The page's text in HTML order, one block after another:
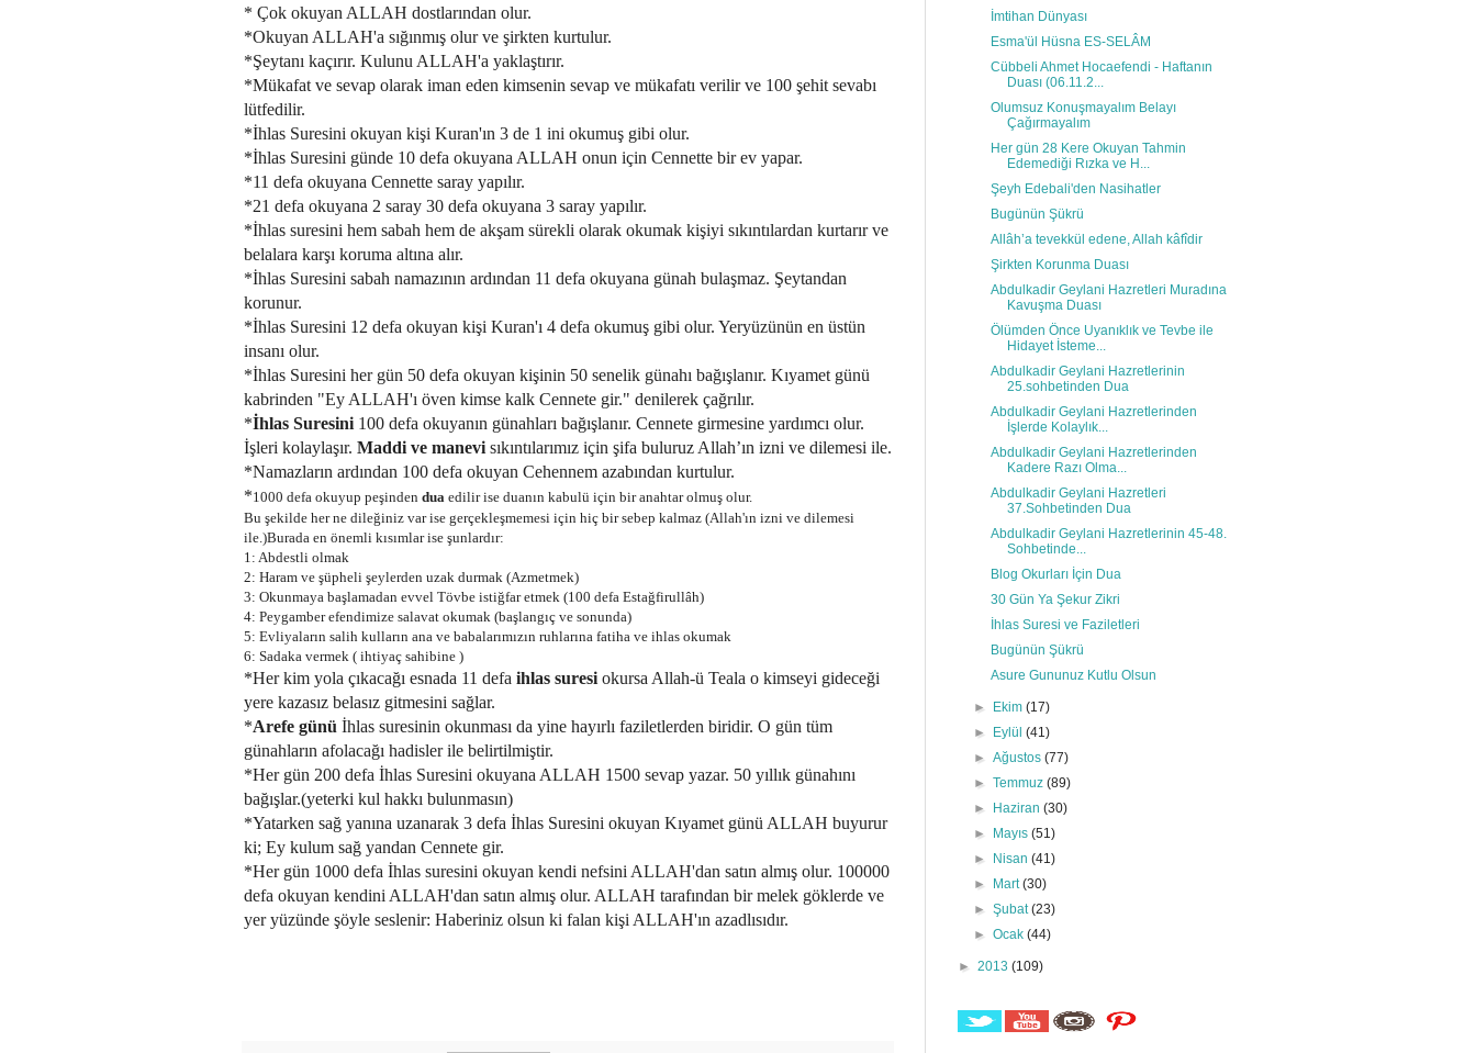
* Çok okuyan ALLAH dostlarından olur.
*Okuyan ALLAH'a sığınmış olur ve şirkten kurtulur.
*Şeytanı kaçırır. Kulunu ALLAH'a yaklaştırır.
*Mükafat ve sevap olarak iman eden kimsenin sevap ve mükafatı verilir ve 100 şehit sevabı
lütfedilir.
*İhlas Suresini okuyan kişi Kuran'ın 3 de 1 ini okumuş gibi olur.
*İhlas Suresini günde 10 defa okuyana ALLAH onun için Cennette bir ev yapar.
*11 defa okuyana Cennette saray yapılır.
*21 defa okuyana 2 saray 30 defa okuyana 3 saray yapılır.
*İhlas suresini hem sabah hem de akşam sürekli olarak okumak kişiyi sıkıntılardan kurtarır ve
belalara karşı koruma altına alır.
*İhlas Suresini sabah namazının ardından 11 defa okuyana günah bulaşmaz. Şeytandan
korunur.
*İhlas Suresini 12 defa okuyan kişi Kuran'ı 4 defa okumuş gibi olur. Yeryüzünün en üstün
insanı olur.
*İhlas Suresini her gün 50 defa okuyan kişinin 50 senelik günahı bağışlanır. Kıyamet günü
kabrinden "Ey ALLAH'ı öven kimse kalk Cennete gir." denilerek çağrılır.
*İhlas Suresini 100 defa okuyanın günahları bağışlanır. Cennete girmesine yardımcı olur.
İşleri kolaylaşır. Maddi ve manevi sıkıntılarımız için şifa buluruz Allah’ın izni ve dilemesi ile.
*Namazların ardından 100 defa okuyan Cehennem azabından kurtulur.
*1000 defa okuyup peşinden dua edilir ise duanın kabulü için bir anahtar olmuş olur.
Bu şekilde her ne dileğiniz var ise gerçekleşmemesi için hiç bir sebep kalmaz (Allah'ın izni ve dilemesi
ile.)Burada en önemli kısımlar ise şunlardır:
1: Abdestli olmak
2: Haram ve şüpheli şeylerden uzak durmak (Azmetmek)
3: Okunmaya başlamadan evvel Tövbe istiğfar etmek (100 defa Estağfirullâh)
4: Peygamber efendimize salavat okumak (başlangıç ve sonunda)
5: Evliyaların salih kulların ana ve babalarımızın ruhlarına fatiha ve ihlas okumak
6: Sadaka vermek ( ihtiyaç sahibine )
*Her kim yola çıkacağı esnada 11 defa ihlas suresi okursa Allah-ü Teala o kimseyi gideceği
yere kazasız belasız gitmesini sağlar.
*Arefe günü İhlas suresinin okunması da yine hayırlı faziletlerden biridir. O gün tüm
günahların afolacağı hadisler ile belirtilmiştir.
*Her gün 200 defa İhlas Suresini okuyana ALLAH 1500 sevap yazar. 50 yıllık günahını
bağışlar.(yeterki kul hakkı bulunmasın)
*Yatarken sağ yanına uzanarak 3 defa İhlas Suresini okuyan Kıyamet günü ALLAH buyurur
ki; Ey kulum sağ yandan Cennete gir.
*Her gün 1000 defa İhlas suresini okuyan kendi nefsini ALLAH'dan satın almış olur. 100000
defa okuyan kendini ALLAH'dan satın almış olur. ALLAH tarafından bir melek göklerde ve
yer yüzünde şöyle seslenir: Haberiniz olsun ki falan kişi ALLAH'ın azadlısıdır.
İmtihan Dünyası
Esma'ül Hüsna ES-SELÂM
Cübbeli Ahmet Hocaefendi - Haftanın
Duası (06.11.2...
Olumsuz Konuşmayalım Belayı
Çağırmayalım
Her gün 28 Kere Okuyan Tahmin
Edemediği Rızka ve H...
Şeyh Edebali'den Nasihatler
Bugünün Şükrü
Allâh’a tevekkül edene, Allah kâfîdir
Şirkten Korunma Duası
Abdulkadir Geylani Hazretleri Muradına
Kavuşma Duası
Ölümden Önce Uyanıklık ve Tevbe ile
Hidayet İsteme...
Abdulkadir Geylani Hazretlerinin
25.sohbetinden Dua
Abdulkadir Geylani Hazretlerinden
İşlerde Kolaylık...
Abdulkadir Geylani Hazretlerinden
Kadere Razı Olma...
Abdulkadir Geylani Hazretleri
37.Sohbetinden Dua
Abdulkadir Geylani Hazretlerinin 45-48.
Sohbetinde...
Blog Okurları İçin Dua
30 Gün Ya Şekur Zikri
İhlas Suresi ve Faziletleri
Bugünün Şükrü
Asure Gununuz Kutlu Olsun
► Ekim(17)
►
Eylül(41)
►Ağustos(77)
►Temmuz(89)
►
Haziran(30)
►
Mayıs(51)
►
Nisan(41)
►
Mart(30)
►Şubat(23)
►Ocak(44)
► 2013 (109)